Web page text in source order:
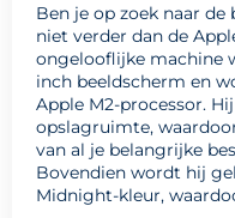
Ben je op zoek naar
niet verder dan de
ongelooflijke machine
inch beeldscherm en
Apple M2-processor.
opslagruimte,
van al je belangrijke
Bovendien wordt hij
Midnight-kleur,